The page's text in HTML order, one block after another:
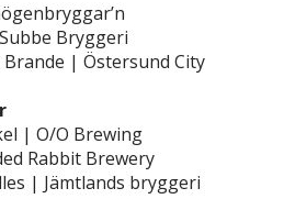
Bryggeri
| Östersund City
| O/O Brewing
Rabbit Brewery
| Jämtlands bryggeri